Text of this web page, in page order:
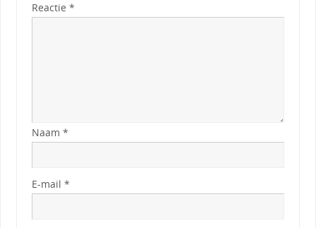
Reactie*
Naam*
E-mail*